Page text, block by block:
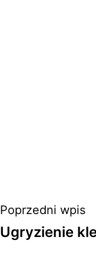
Poprzedni wpis
Ugryzienie